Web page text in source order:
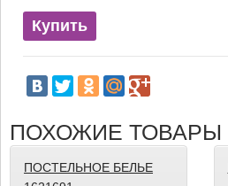
Купить
ПОХОЖИЕ ТОВАРЫ
ПОСТЕЛЬНОЕ БЕЛЬЕ